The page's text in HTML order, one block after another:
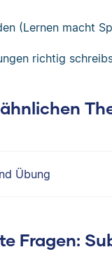
(Lernen macht
richtig
Übung
Fragen: